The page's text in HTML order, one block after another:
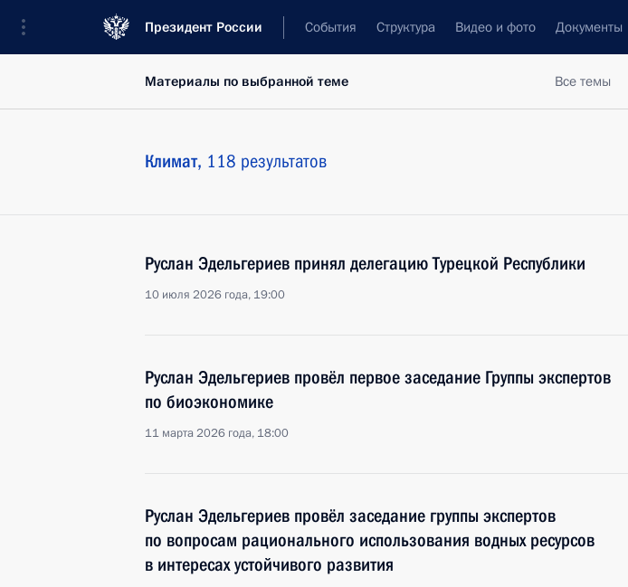
Президент России События Структура Видео и фото Документы
Все темы
Материалы по выбранной теме
Климат, 118 результатов
Руслан Эдельгериев принял делегацию Турецкой Республики
10 июля 2026 года, 19:00
Руслан Эдельгериев провёл первое заседание Группы экспертов
по биоэкономике
11 марта 2026 года, 18:00
Руслан Эдельгериев провёл заседание группы экспертов
по вопросам рационального использования водных ресурсов
в интересах устойчивого развития